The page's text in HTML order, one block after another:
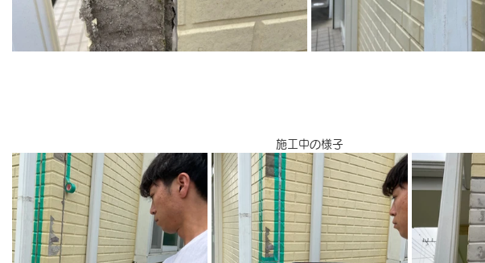
施工中の様子